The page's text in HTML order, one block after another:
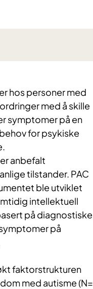
hos personer med
med å skille
symptomer på en
for psykiske
anbefalt
tilstander. PAC
ble utviklet
intellektuell
på diagnostiske
på
faktorstrukturen
med autisme (N=